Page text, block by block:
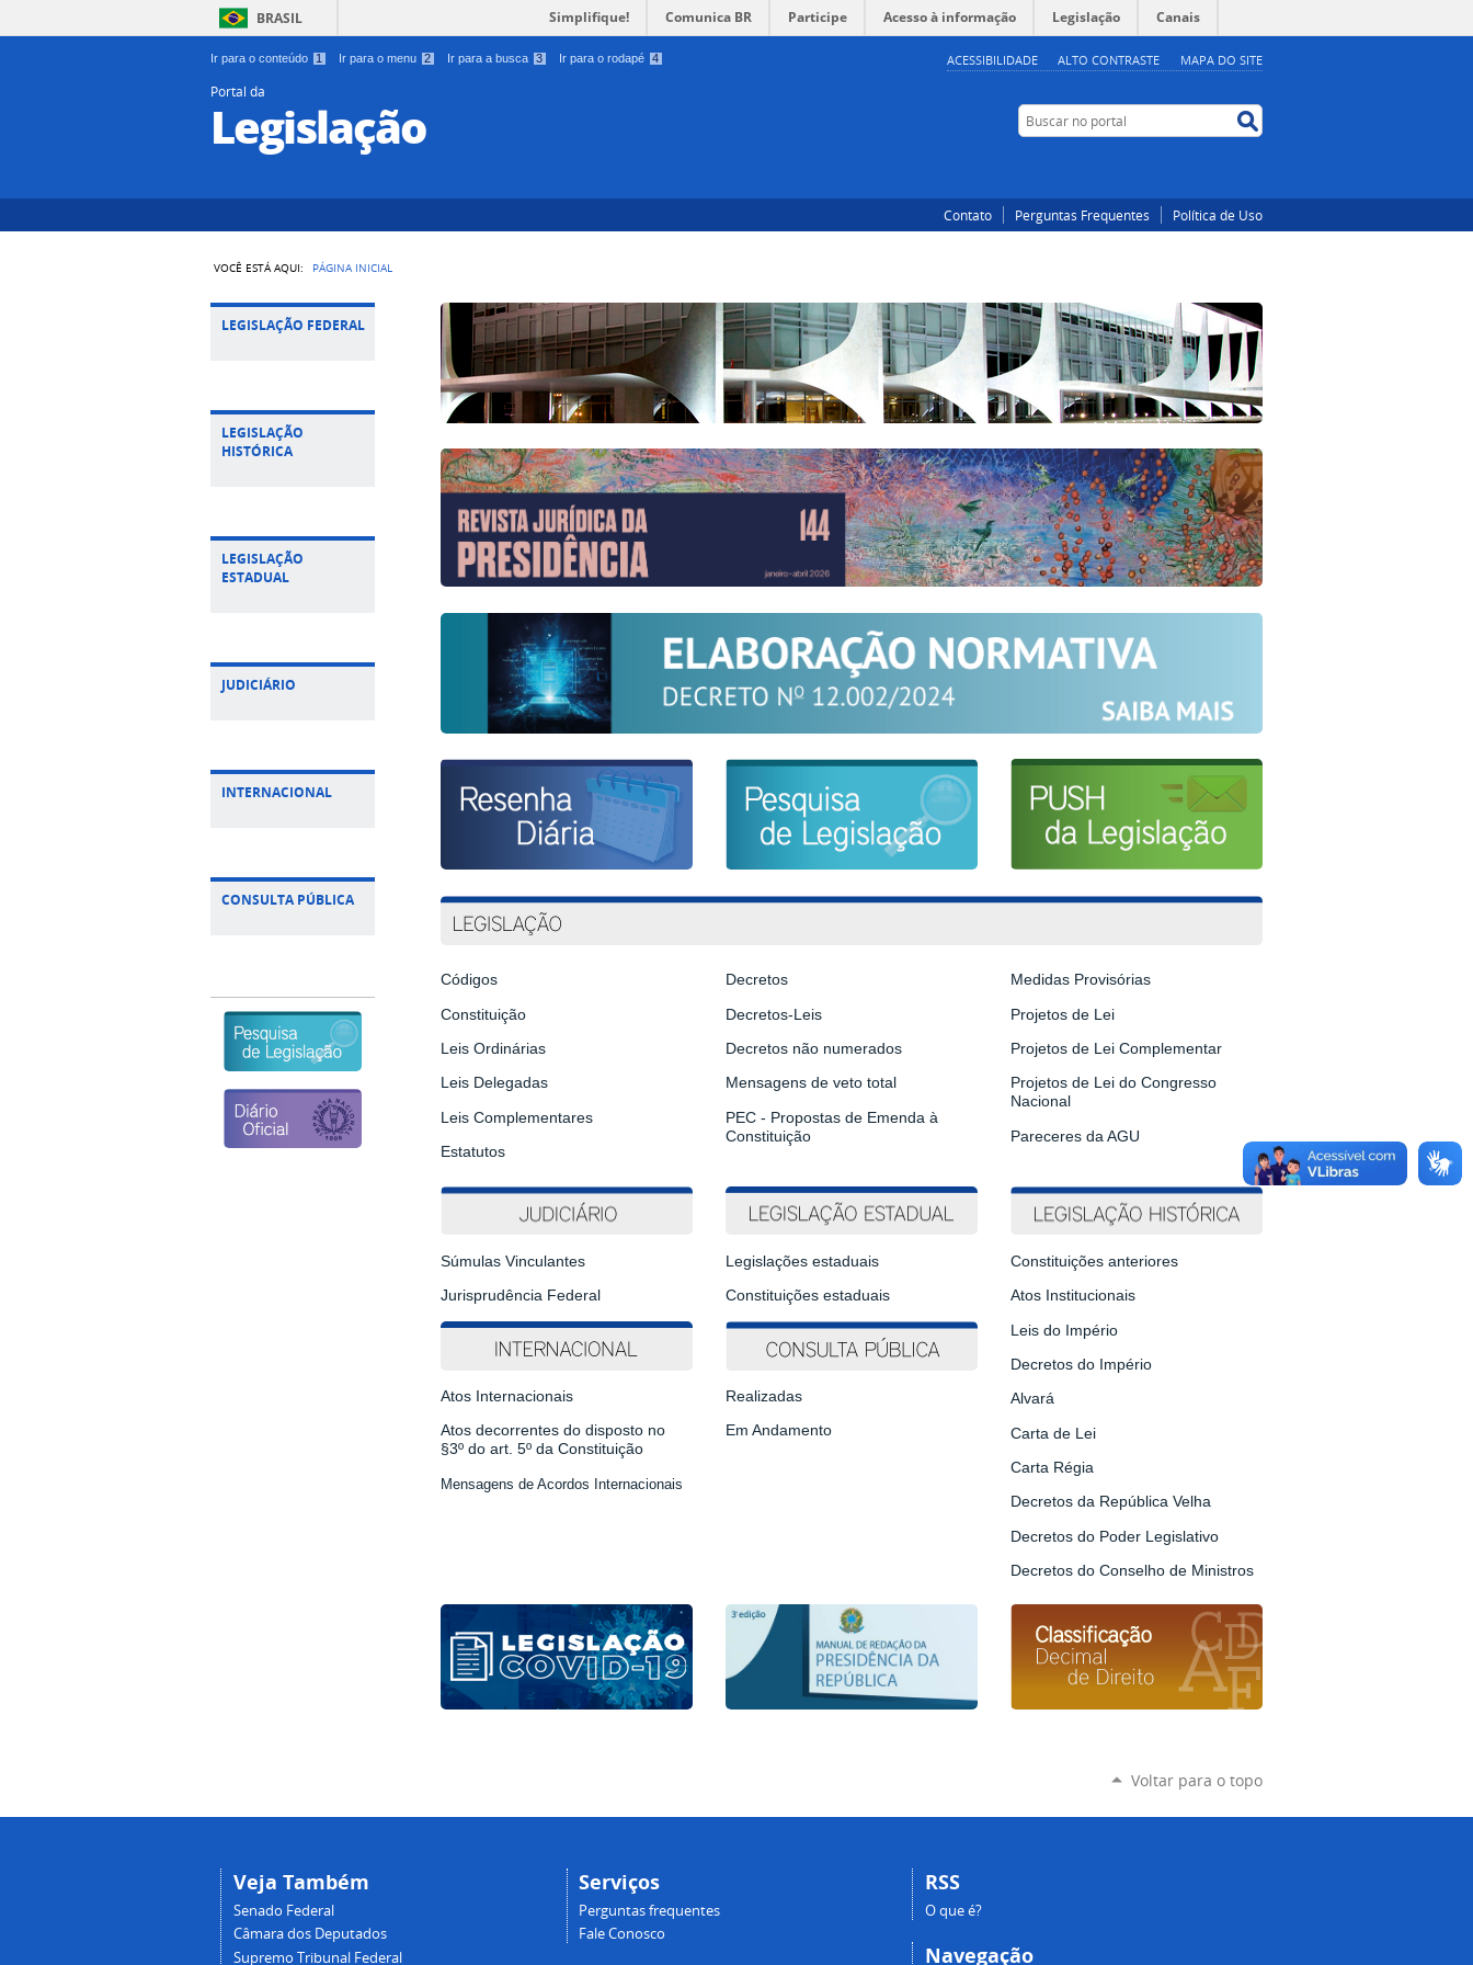
BRASIL Simplifique! Comunica BR Participe Acesso à informação Legislação Canais
Ir para o conteúdo 1 Ir para o menu 2 Ir para a busca 3 Ir para o rodapé 4 ACESSIBILIDADE ALTO CONTRASTE MAPA DO SITE
Portal da
Legislação Buscar no portal
Contato Perguntas Frequentes Política de Uso
VOCÊ ESTÁ AQUI: PÁGINA INICIAL
LEGISLAÇÃO FEDERAL
LEGISLAÇÃO
HISTÓRICA
LEGISLAÇÃO
ESTADUAL
JUDICIÁRIO
INTERNACIONAL
CONSULTA PÚBLICA
Códigos
Constituição
Leis Ordinárias
Leis Delegadas
Leis Complementares
Estatutos
Decretos
Decretos-Leis
Decretos não numerados
Mensagens de veto total
PEC - Propostas de Emenda à
Constituição
Medidas Provisórias
Projetos de Lei
Projetos de Lei Complementar
Projetos de Lei do Congresso
Nacional
Pareceres da AGU
Súmulas Vinculantes
Jurisprudência Federal
Atos Internacionais
Atos decorrentes do disposto no
§3º do art. 5º da Constituição
Mensagens de Acordos Internacionais
Legislações estaduais
Constituições estaduais
Realizadas
Em Andamento
Constituições anteriores
Atos Institucionais
Leis do Império
Decretos do Império
Alvará
Carta de Lei
Carta Régia
Decretos da República Velha
Decretos do Poder Legislativo
Decretos do Conselho de Ministros
Voltar para o topo
Veja Também
Senado Federal
Câmara dos Deputados
Supremo Tribunal Federal
Serviços
Perguntas frequentes
Fale Conosco
RSS
O que é?
Navegação